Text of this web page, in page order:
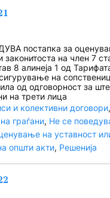
постапка за
законитоста на член 7
8 алинеја 1 од
на
од одговорност за
на трети лица
и колективни договори
граѓани, Не се
на уставност
општи акти, Решенија